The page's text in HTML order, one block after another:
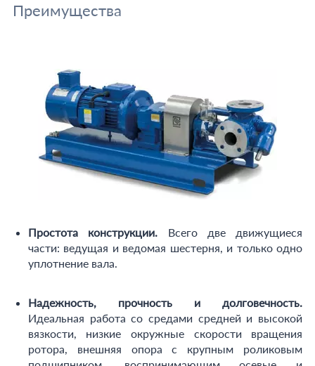
Преимущества
Простота конструкции. Всего две движущиеся
части: ведущая и ведомая шестерня, и только одно
уплотнение вала.
Надежность, прочность и долговечность.
Идеальная работа со средами средней и высокой
вязкости, низкие окружные скорости вращения
ротора, внешняя опора с крупным роликовым